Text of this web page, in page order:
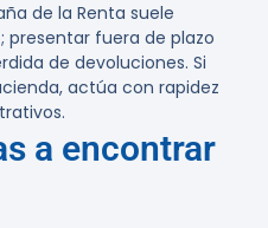
de la Renta suele
presentar fuera de plazo
de devoluciones. Si
actúa con rapidez
a encontrar